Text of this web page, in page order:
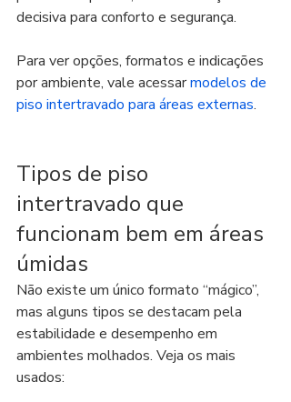
decisiva para conforto e segurança.
Para ver opções, formatos e indicações
por ambiente, vale acessar modelos de
piso intertravado para áreas externas.
Tipos de piso
intertravado que
funcionam bem em áreas
úmidas
Não existe um único formato “mágico”,
mas alguns tipos se destacam pela
estabilidade e desempenho em
ambientes molhados. Veja os mais
usados: